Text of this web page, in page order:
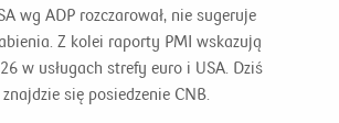
wg ADP rozczarował, nie sugeruje
Z kolei raporty PMI wskazują
w usługach strefy euro i USA. Dziś
się posiedzenie CNB.